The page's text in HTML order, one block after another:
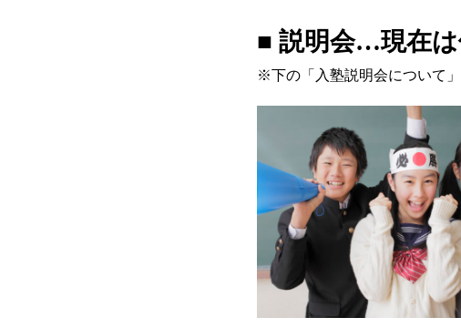
■ 説明会…現在は
※下の「入塾説明会について」